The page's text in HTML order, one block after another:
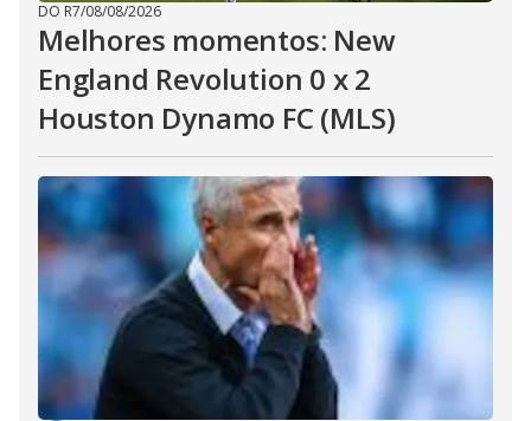
DO R7/08/08/2026
Melhores momentos: New
England Revolution 0 x 2
Houston Dynamo FC (MLS)